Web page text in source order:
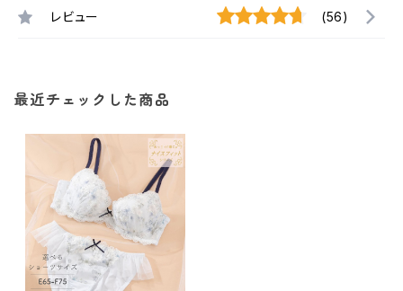
レビュー (56)
最近チェックした商品